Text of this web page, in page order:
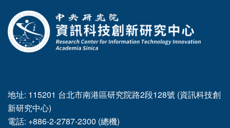
地址: 115201 台北市南港區研究院路2段128號 (資訊科技創
新研究中心)
電話: +886-2-2787-2300 (總機)